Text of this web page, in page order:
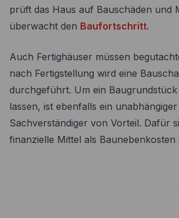
prüft das Haus auf Bauschäden und
überwacht den Baufortschritt.
Auch Fertighäuser müssen
nach Fertigstellung wird eine
durchgeführt. Um ein
lassen, ist ebenfalls ein unabhängiger
Sachverständiger von Vorteil. Dafür
finanzielle Mittel als